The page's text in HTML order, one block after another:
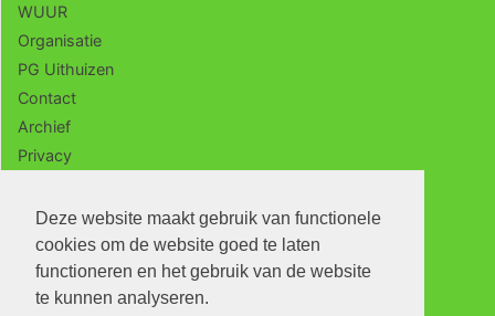
Deze website maakt gebruik van functionele
cookies om de website goed te laten
functioneren en het gebruik van de website
te kunnen analyseren.
WUUR
Organisatie
PG Uithuizen
Contact
Archief
Privacy